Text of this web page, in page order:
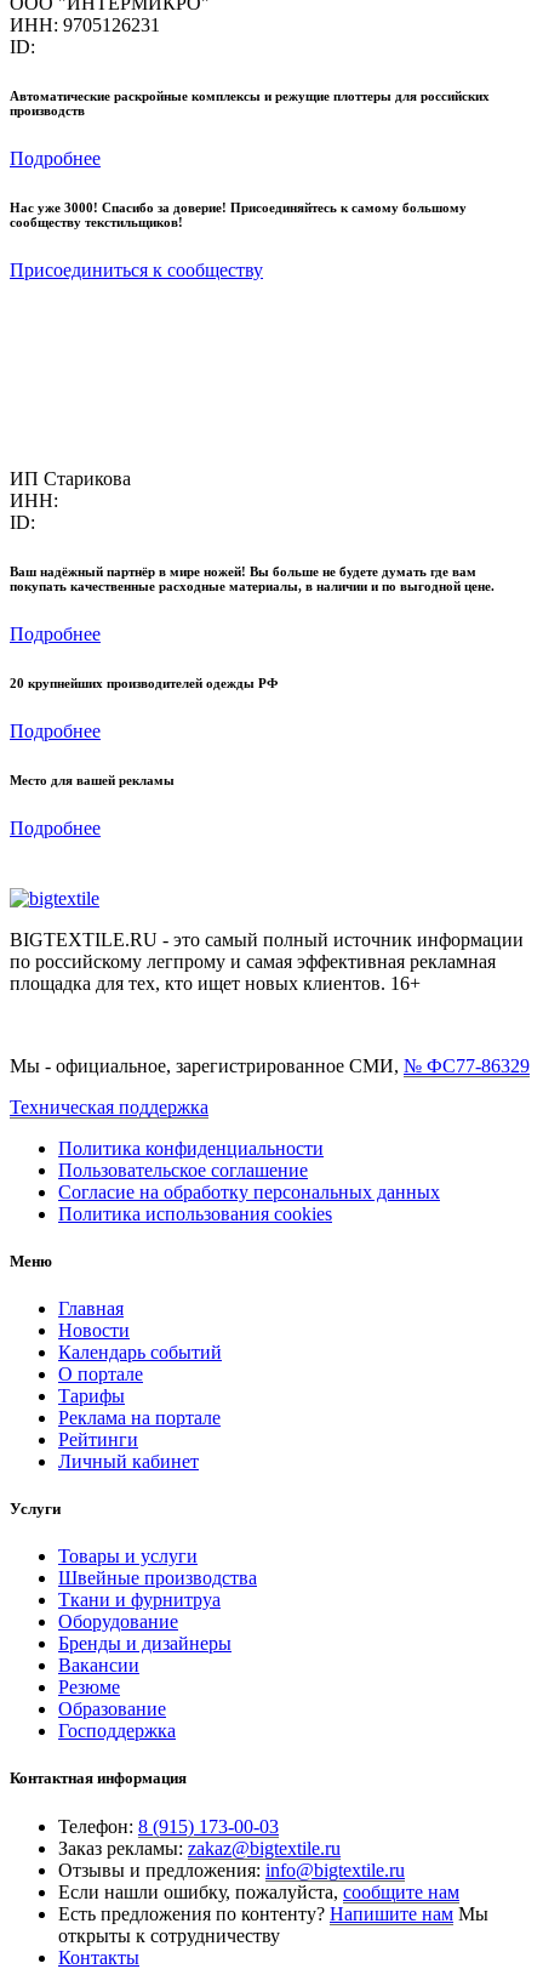
ИНН: 9705126231
ID:
Автоматические раскройные комплексы и режущие плоттеры для российских
производств
Подробнее
Нас уже 3000! Спасибо за доверие! Присоединяйтесь к самому большому
сообществу текстильщиков!
Присоединиться к сообществу
ИП Старикова
ИНН:
ID:
Ваш надёжный партнёр в мире ножей! Вы больше не будете думать где вам
покупать качественные расходные материалы, в наличии и по выгодной цене.
Подробнее
20 крупнейших производителей одежды РФ
Подробнее
Место для вашей рекламы
Подробнее
BIGTEXTILE.RU - это самый полный источник информации
по российскому легпрому и самая эффективная рекламная
площадка для тех, кто ищет новых клиентов. 16+
Мы - официальное, зарегистрированное СМИ, № ФС77-86329
Техническая поддержка
Политика конфиденциальности
Пользовательское соглашение
Согласие на обработку персональных данных
Политика использования cookies
Меню
Главная
Новости
Календарь событий
О портале
Тарифы
Реклама на портале
Рейтинги
Личный кабинет
Услуги
Товары и услуги
Швейные производства
Ткани и фурнитруа
Оборудование
Бренды и дизайнеры
Вакансии
Резюме
Образование
Господдержка
Контактная информация
Телефон: 8 (915) 173-00-03
Заказ рекламы: zakaz@bigtextile.ru
Отзывы и предложения: info@bigtextile.ru
Если нашли ошибку, пожалуйста, сообщите нам
Есть предложения по контенту? Напишите нам Мы
открыты к сотрудничеству
Контакты